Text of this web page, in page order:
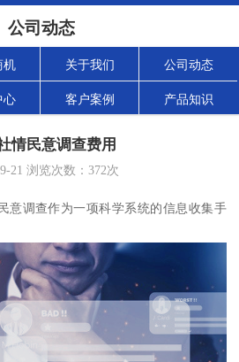
公司动态
机 关于我们 公司动态
心 客户案例 产品知识
情民意调查费用
21 浏览次数： 372次
意调查作为一项科学系统的信息收集手